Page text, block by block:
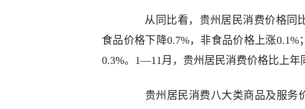
从同比看，贵州居民消费价格同比
食品价格下降0.7%，非食品价格上涨
0.3%。1—11月，贵州居民消费价格比上年
贵州居民消费八大类商品及服务